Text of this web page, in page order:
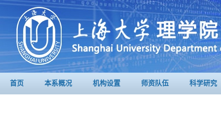
首页 本系概况 机构设置 师资队伍 科学研究